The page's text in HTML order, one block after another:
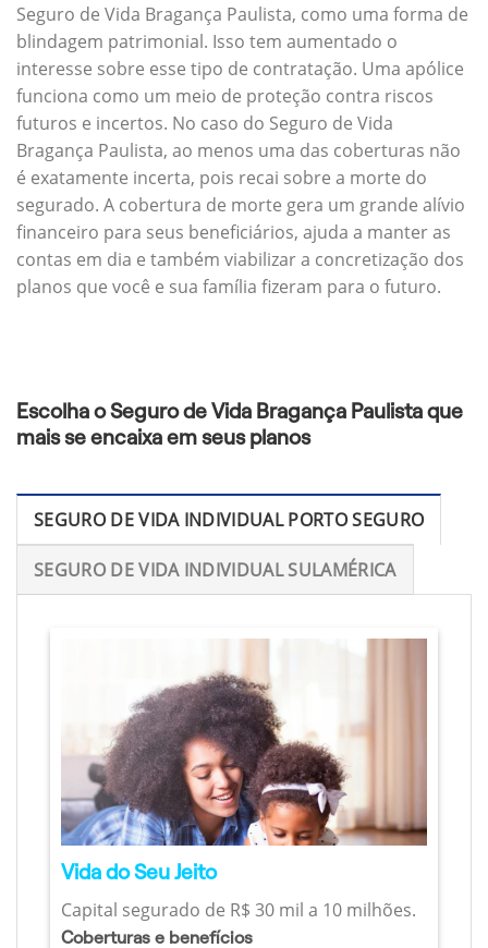
Seguro de Vida Bragança Paulista, como uma forma de
blindagem patrimonial. Isso tem aumentado o
interesse sobre esse tipo de contratação. Uma apólice
funciona como um meio de proteção contra riscos
futuros e incertos. No caso do Seguro de Vida
Bragança Paulista, ao menos uma das coberturas não
é exatamente incerta, pois recai sobre a morte do
segurado. A cobertura de morte gera um grande alívio
financeiro para seus beneficiários, ajuda a manter as
contas em dia e também viabilizar a concretização dos
planos que você e sua família fizeram para o futuro.
Escolha o Seguro de Vida Bragança Paulista que
mais se encaixa em seus planos
SEGURO DE VIDA INDIVIDUAL PORTO SEGURO
SEGURO DE VIDA INDIVIDUAL SULAMÉRICA
Vida do Seu Jeito
Capital segurado de R$ 30 mil a 10 milhões.
Coberturas e benefícios